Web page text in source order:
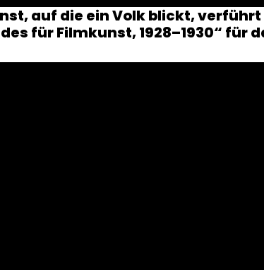
auf die ein Volk blickt,
für Filmkunst, 1928–1930“ für